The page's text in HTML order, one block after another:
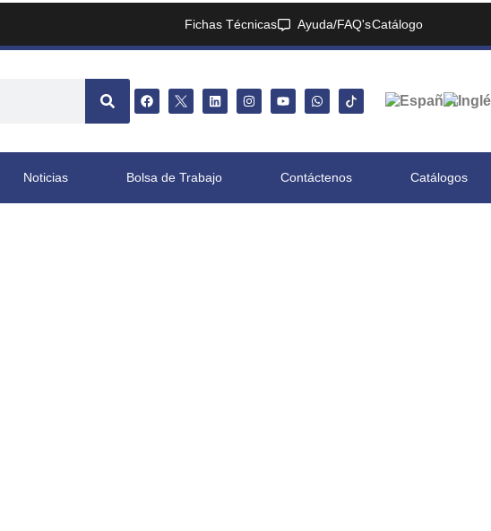
Fichas Técnicas Ayuda/FAQ'sCatálogo
Noticias Bolsa de Trabajo Contáctenos Catálogos